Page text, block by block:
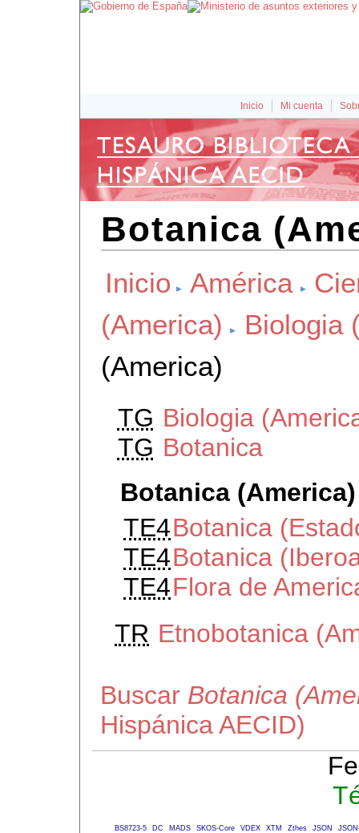
Inicio Mi cuenta
Botanica
Inicio América
(America)
Biologia
(America)
TG Biologia
TG Botanica
Botanica (America)
TE4Botanica
TE4Botanica
TE4Flora de
TR Etnobotanica
Buscar Botanica
Hispánica AECID)
BS8723-5 DC MADS SKOS-Core VDEX XTM Zthes JSON